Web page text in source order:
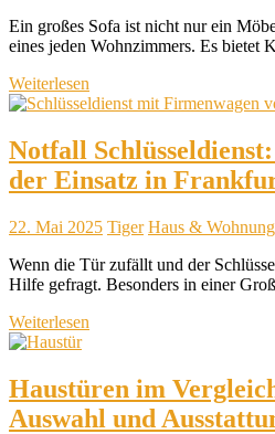
Ein großes Sofa ist nicht nur ein
eines jeden Wohnzimmers. Es
Weiterlesen
Notfall
der Einsatz in
22. Mai 2025 Tiger Haus & Wohnung
Wenn die Tür zufällt und der
Hilfe gefragt. Besonders in einer
Weiterlesen
Haustüren im
Auswahl und